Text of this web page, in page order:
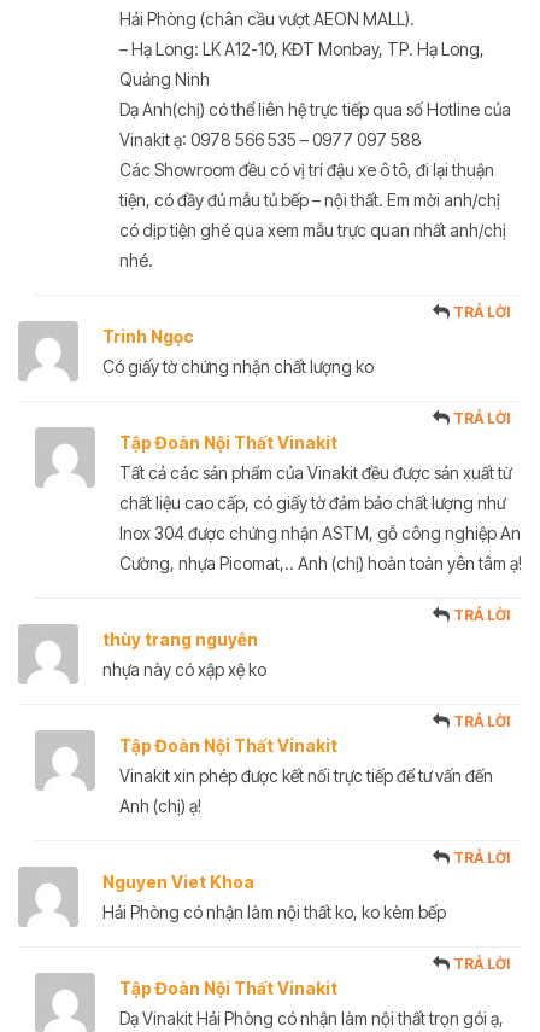
Hải Phòng (chân cầu vượt AEON MALL).
– Hạ Long: LK A12-10, KĐT Monbay, TP. Hạ Long,
Quảng Ninh
Dạ Anh(chị) có thể liên hệ trực tiếp qua số Hotline của
Vinakit ạ: 0978 566 535 – 0977 097 588
Các Showroom đều có vị trí đậu xe ô tô, đi lại thuận
tiện, có đầy đủ mẫu tủ bếp – nội thất. Em mời anh/chị
có dịp tiện ghé qua xem mẫu trực quan nhất anh/chị
nhé.
Trinh Ngọc
TRẢ LỜI
Có giấy tờ chứng nhận chất lượng ko
Tập Đoàn Nội Thất Vinakit
TRẢ LỜI
Tất cả các sản phẩm của Vinakit đều được sản xuất từ
chất liệu cao cấp, có giấy tờ đảm bảo chất lượng như
Inox 304 được chứng nhận ASTM, gỗ công nghiệp An
Cường, nhựa Picomat,.. Anh (chị) hoàn toàn yên tâm ạ!
thùy trang nguyễn
TRẢ LỜI
nhựa này có xập xệ ko
Tập Đoàn Nội Thất Vinakit
TRẢ LỜI
Vinakit xin phép được kết nối trực tiếp để tư vấn đến
Anh (chị) ạ!
Nguyen Viet Khoa
TRẢ LỜI
Hải Phòng có nhận làm nội thất ko, ko kèm bếp
Tập Đoàn Nội Thất Vinakit
TRẢ LỜI
Dạ Vinakit Hải Phòng có nhận làm nội thất trọn gói ạ,